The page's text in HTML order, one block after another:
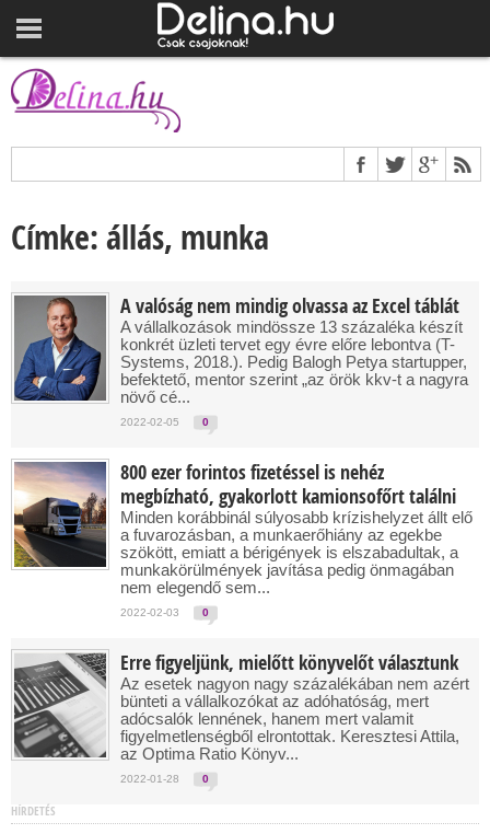
Címke: állás, munka
A valóság nem mindig olvassa az Excel táblát
A vállalkozások mindössze 13 százaléka készít
konkrét üzleti tervet egy évre előre lebontva (T-
Systems, 2018.). Pedig Balogh Petya startupper,
befektető, mentor szerint „az örök kkv-t a nagyra
növő cé...
2022-02-05 0
800 ezer forintos fizetéssel is nehéz
megbízható, gyakorlott kamionsofőrt találni
Minden korábbinál súlyosabb krízishelyzet állt elő
a fuvarozásban, a munkaerőhiány az egekbe
szökött, emiatt a bérigények is elszabadultak, a
munkakörülmények javítása pedig önmagában
nem elegendő sem...
2022-02-03 0
Erre figyeljünk, mielőtt könyvelőt választunk
Az esetek nagyon nagy százalékában nem azért
bünteti a vállalkozókat az adóhatóság, mert
adócsalók lennének, hanem mert valamit
figyelmetlenségből elrontottak. Keresztesi Attila,
az Optima Ratio Könyv...
2022-01-28 0
HÍRDETÉS